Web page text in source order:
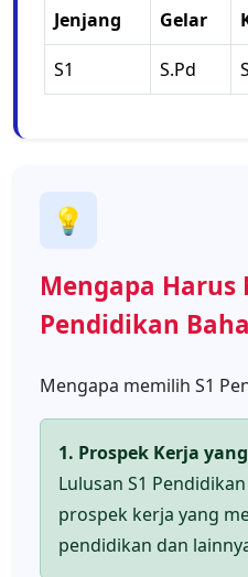
Jenjang Gelar
S1 S.Pd
💡
Mengapa Harus
Pendidikan
Mengapa memilih S1
1. Prospek Kerja
Lulusan S1
prospek kerja yang
pendidikan dan